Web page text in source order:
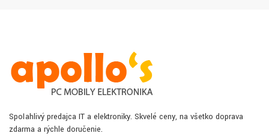
Spoľahlivý predajca IT a elektroniky. Skvelé ceny, na všetko doprava
zdarma a rýchle doručenie.